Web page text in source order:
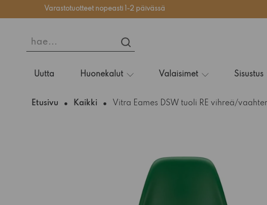
Varastotuotteet nopeasti 1-2 päivässä
hae...
HAE...
Uutta
Huonekalut Valaisimet Sisustus
Etusivu Kaikki Vitra Eames DSW tuoli RE vihreä/